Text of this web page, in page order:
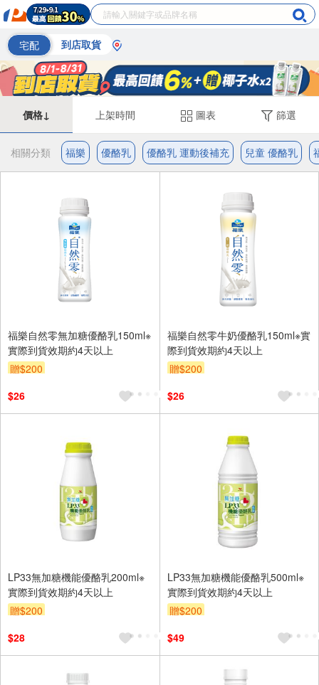
宅配 到店取貨
價格↓ 上架時間 圖表 篩選
相關分類 福樂 優酪乳 優酪乳 運動後補充 兒童 優酪乳
福樂自然零無加糖優酪乳150ml※
實際到貨效期約4天以上
贈$200
$26
福樂自然零牛奶優酪乳150ml※實
際到貨效期約4天以上
贈$200
$26
LP33無加糖機能優酪乳200ml※
實際到貨效期約4天以上
贈$200
$28
LP33無加糖機能優酪乳500ml※
實際到貨效期約4天以上
贈$200
$49